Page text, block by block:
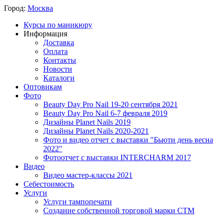
Город: Москва
Курсы по маникюру
Информация
Доставка
Оплата
Контакты
Новости
Каталоги
Оптовикам
Фото
Beauty Day Pro Nail 19-20 сентября 2021
Beauty Day Pro Nail 6-7 февраля 2019
Дизайны Planet Nails 2019
Дизайны Planet Nails 2020-2021
Фото и видео отчет с выставки "Бьюти день весна
2022"
Фотоотчет с выставки INTERCHARM 2017
Видео
Видео мастер-классы 2021
Себестоимость
Услуги
Услуги тампопечати
Создание собственной торговой марки СТМ